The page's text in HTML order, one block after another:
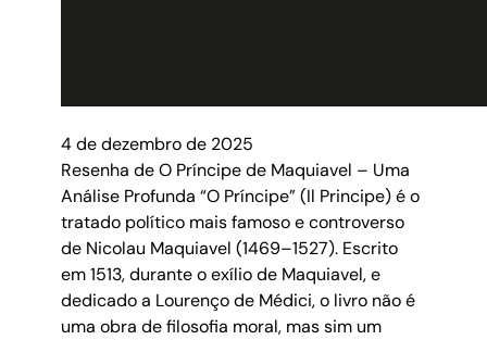
4 de dezembro de 2025
Resenha de O Príncipe de Maquiavel – Uma
Análise Profunda “O Príncipe” (Il Principe) é o
tratado político mais famoso e controverso
de Nicolau Maquiavel (1469–1527). Escrito
em 1513, durante o exílio de Maquiavel, e
dedicado a Lourenço de Médici, o livro não é
uma obra de filosofia moral, mas sim um